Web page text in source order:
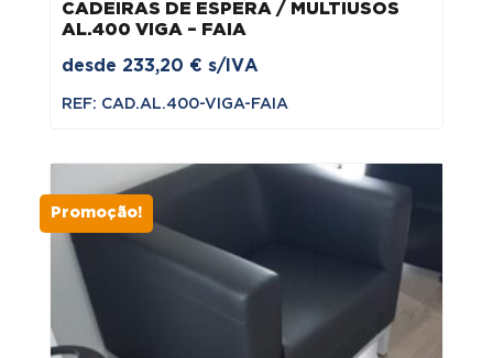
CADEIRAS DE ESPERA / MULTIUSOS
AL.400 VIGA – FAIA
desde 233,20 € s/IVA
REF: CAD.AL.400-VIGA-FAIA
Promoção!